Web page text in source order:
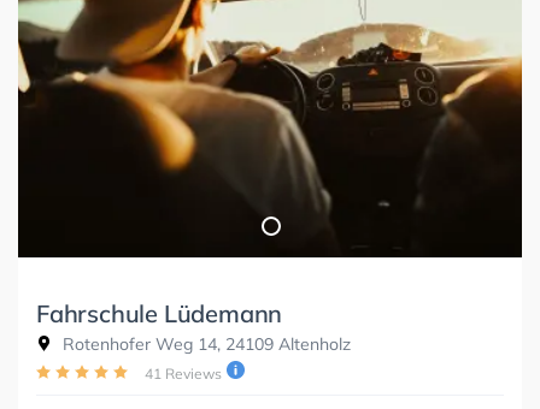
Fahrschule Lüdemann
Rotenhofer Weg 14, 24109 Altenholz
41 Reviews